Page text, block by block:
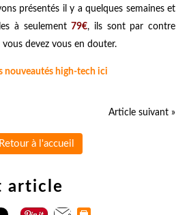
présentés il y a quelques semaines et
à seulement 79€, ils sont par contre
devez vous en douter.
nouveautés high-tech ici
Article suivant »
Retour à l'accueil
article